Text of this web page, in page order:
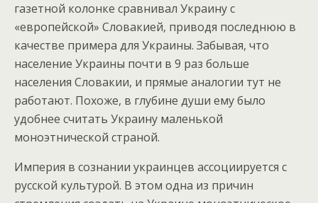
газетной колонке сравнивал Украину с
«европейской» Словакией, приводя последнюю в
качестве примера для Украины. Забывая, что
население Украины почти в 9 раз больше
населения Словакии, и прямые аналогии тут не
работают. Похоже, в глубине души ему было
удобнее считать Украину маленькой
моноэтнической страной.
Империя в сознании украинцев ассоциируется с
русской культурой. В этом одна из причин